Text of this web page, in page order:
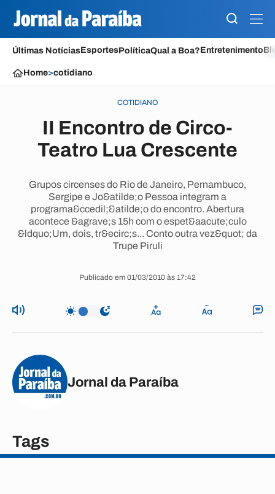
Últimas NotíciasEsportesPolíticaQual a Boa?Entretenimento
Home>cotidiano
COTIDIANO
II Encontro de Circo-
Teatro Lua Crescente
Grupos circenses do Rio de Janeiro, Pernambuco,
Sergipe e Jo&atilde;o Pessoa integram a
programa&ccedil;&atilde;o do encontro. Abertura
acontece &agrave;s 15h com o espet&aacute;culo
&ldquo;Um, dois, tr&ecirc;s... Conto outra vez&quot; da
Trupe Piruli
Publicado em 01/03/2010 às 17:42
Jornal da Paraíba
Tags